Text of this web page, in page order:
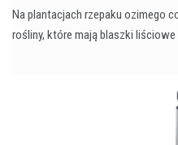
Na plantacjach rzepaku ozimego
rośliny, które mają blaszki